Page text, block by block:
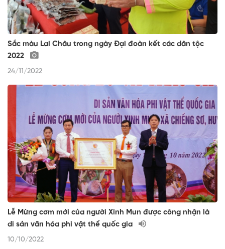
Sắc màu Lai Châu trong ngày Đại đoàn kết các dân tộc
2022
24/11/2022
Lễ Mừng cơm mới của người Xinh Mun được công nhận là
di sản văn hóa phi vật thể quốc gia
10/10/2022